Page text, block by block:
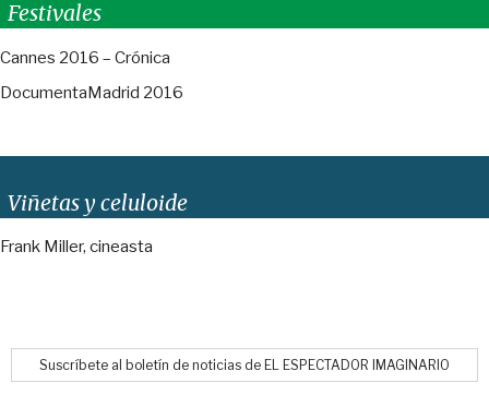
Festivales
Cannes 2016 – Crónica
DocumentaMadrid 2016
Viñetas y celuloide
Frank Miller, cineasta
Suscríbete al boletín de noticias de EL ESPECTADOR IMAGINARIO